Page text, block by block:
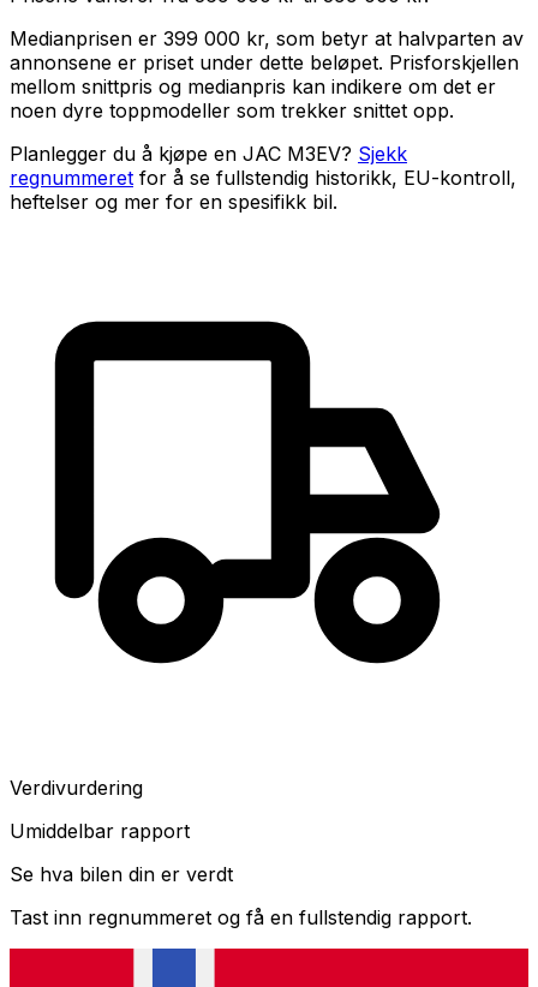
Medianprisen er 399 000 kr, som betyr at halvparten av
annonsene er priset under dette beløpet. Prisforskjellen
mellom snittpris og medianpris kan indikere om det er
noen dyre toppmodeller som trekker snittet opp.
Planlegger du å kjøpe en JAC M3EV? Sjekk
regnummeret for å se fullstendig historikk, EU-kontroll,
heftelser og mer for en spesifikk bil.
Verdivurdering
Umiddelbar rapport
Se hva bilen din er verdt
Tast inn regnummeret og få en fullstendig rapport.